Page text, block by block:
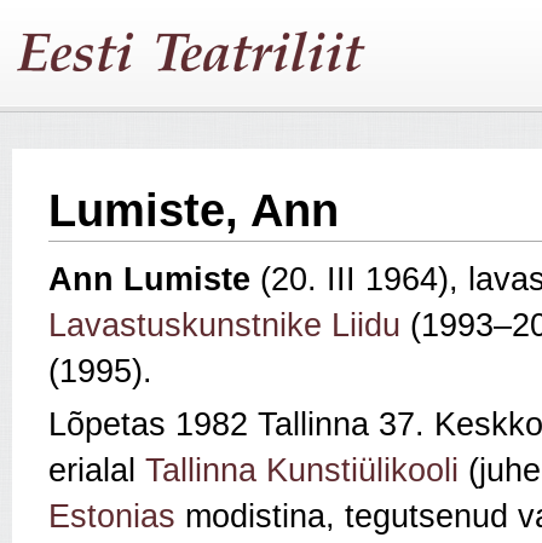
Lumiste, Ann
Ann Lumiste (20. III 1964),
Lavastuskunstnike Liidu
(1995).
Lõpetas 1982 Tallinna 37.
erialal Tallinna Kunstiülikooli
Estonias modistina, tegutsenud